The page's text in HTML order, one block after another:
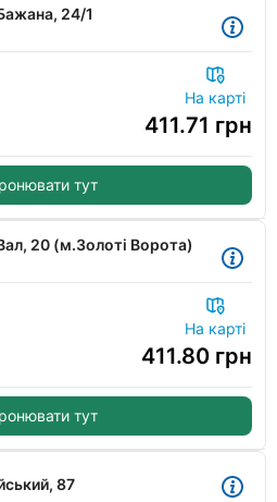
24/1
На карті
411.71 грн
тут
20 (м.Золоті Ворота)
На карті
411.80 грн
тут
87